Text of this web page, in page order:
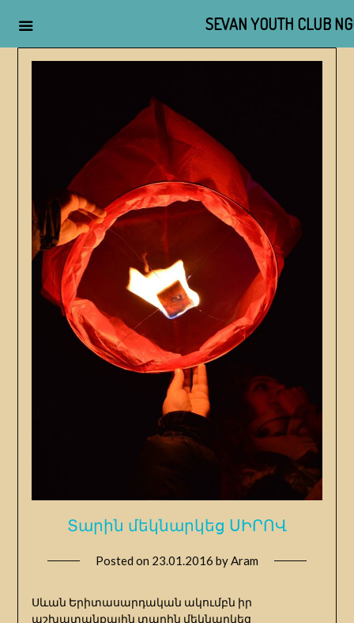
Տարին մեկնարկեց ՍԻՐՈՎ
Posted on 23.01.2016 byAram
Սևան Երիտասարդական ակումբն իր
աշխատանքային տարին մեկնարկեց
SEVAN YOUTH CLUB